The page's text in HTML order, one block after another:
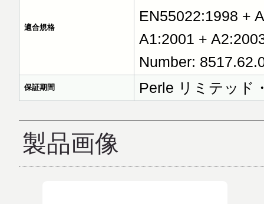
適合規格
EN55022:1998 +
A1:2001 +
Number:
保証期間 Perle リミテッド
製品画像